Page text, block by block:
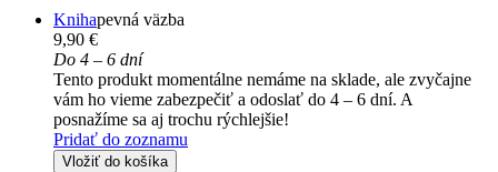
Knihapevná väzba
9,90 €
Do 4 – 6 dní
Tento produkt momentálne nemáme na sklade, ale zvyčajne
vám ho vieme zabezpečiť a odoslať do 4 – 6 dní. A
posnažíme sa aj trochu rýchlejšie!
Pridať do zoznamu
Vložiť do košíka